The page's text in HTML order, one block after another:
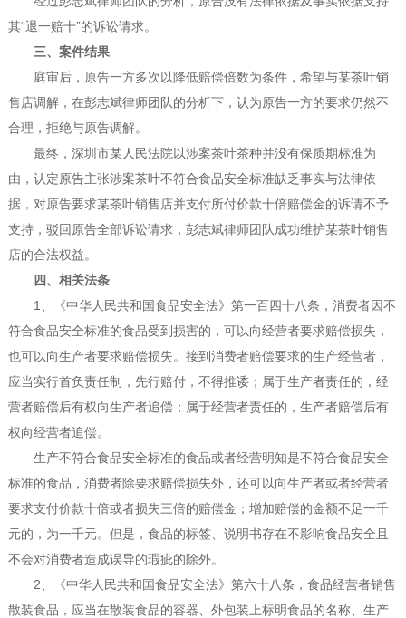
其“退一赔十”的诉讼请求。
三、案件结果
庭审后，原告一方多次以降低赔偿倍数为条件，希望与某茶叶销
售店调解，在彭志斌律师团队的分析下，认为原告一方的要求仍然不
合理，拒绝与原告调解。
最终，深圳市某人民法院以涉案茶叶茶种并没有保质期标准为
由，认定原告主张涉案茶叶不符合食品安全标准缺乏事实与法律依
据，对原告要求某茶叶销售店并支付所付价款十倍赔偿金的诉请不予
支持，驳回原告全部诉讼请求，彭志斌律师团队成功维护某茶叶销售
店的合法权益。
四、相关法条
1、《中华人民共和国食品安全法》第一百四十八条，消费者因不
符合食品安全标准的食品受到损害的，可以向经营者要求赔偿损失，
也可以向生产者要求赔偿损失。接到消费者赔偿要求的生产经营者，
应当实行首负责任制，先行赔付，不得推诿；属于生产者责任的，经
营者赔偿后有权向生产者追偿；属于经营者责任的，生产者赔偿后有
权向经营者追偿。
生产不符合食品安全标准的食品或者经营明知是不符合食品安全
标准的食品，消费者除要求赔偿损失外，还可以向生产者或者经营者
要求支付价款十倍或者损失三倍的赔偿金；增加赔偿的金额不足一千
元的，为一千元。但是，食品的标签、说明书存在不影响食品安全且
不会对消费者造成误导的瑕疵的除外。
2、《中华人民共和国食品安全法》第六十八条，食品经营者销售
散装食品，应当在散装食品的容器、外包装上标明食品的名称、生产